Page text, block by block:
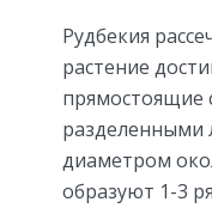
Рудбекия
растение
прямостоящие
разделенными
диаметром
образуют 1-3